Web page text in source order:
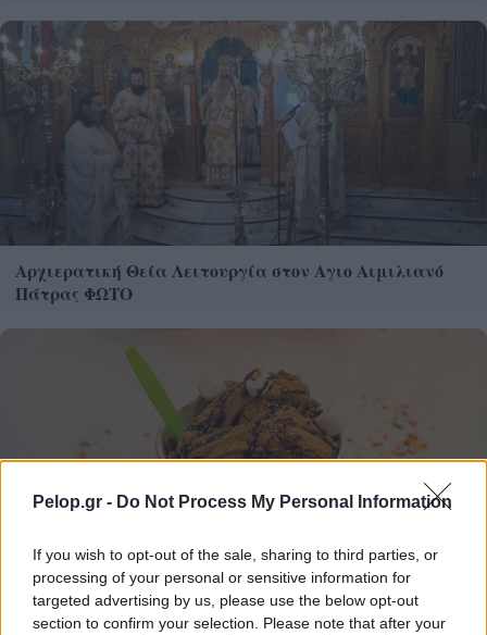
Pelop.gr - Do Not Process My Personal Information
If you wish to opt-out of the sale, sharing to third parties, or
processing of your personal or sensitive information for
targeted advertising by us, please use the below opt-out
section to confirm your selection. Please note that after your
Αρχιερατική Θεία Λειτουργία στον Αγιο Αιμιλιανό
Πάτρας ΦΩΤΟ